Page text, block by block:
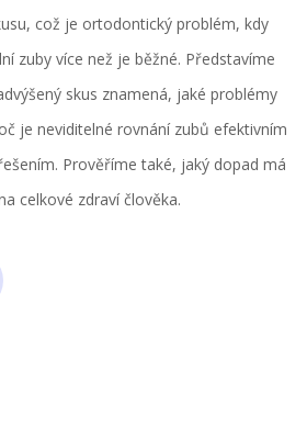
což je ortodontický problém, kdy
zuby více než je běžné. Představíme
skus znamená, jaké problémy
je neviditelné rovnání zubů efektivním
Prověříme také, jaký dopad má
celkové zdraví člověka.